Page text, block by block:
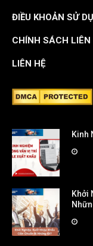
ĐIỀU KHOẢN SỬ
CHÍNH SÁCH LIÊN
LIÊN HỆ
Kinh
Khởi